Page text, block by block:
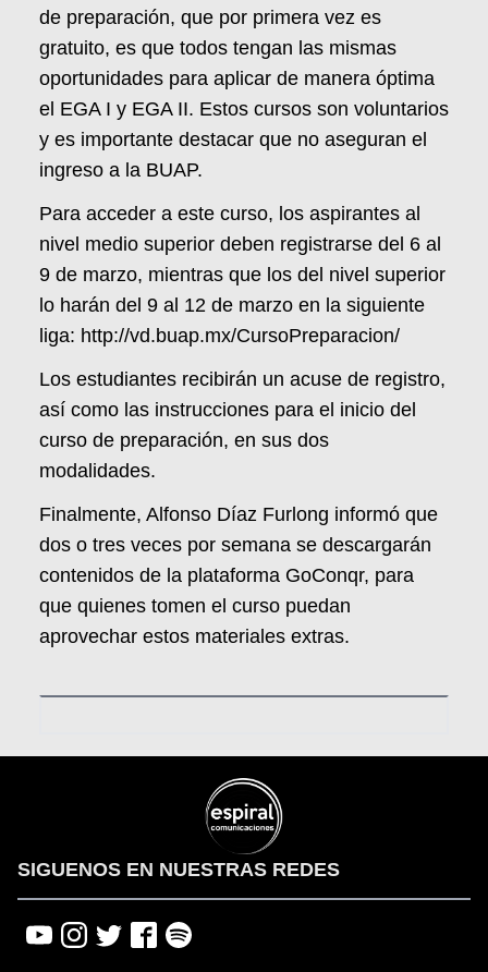
de preparación, que por primera vez es
gratuito, es que todos tengan las mismas
oportunidades para aplicar de manera óptima
el EGA I y EGA II. Estos cursos son voluntarios
y es importante destacar que no aseguran el
ingreso a la BUAP.
Para acceder a este curso, los aspirantes al
nivel medio superior deben registrarse del 6 al
9 de marzo, mientras que los del nivel superior
lo harán del 9 al 12 de marzo en la siguiente
liga: http://vd.buap.mx/CursoPreparacion/
Los estudiantes recibirán un acuse de registro,
así como las instrucciones para el inicio del
curso de preparación, en sus dos
modalidades.
Finalmente, Alfonso Díaz Furlong informó que
dos o tres veces por semana se descargarán
contenidos de la plataforma GoConqr, para
que quienes tomen el curso puedan
aprovechar estos materiales extras.
SIGUENOS EN NUESTRAS REDES